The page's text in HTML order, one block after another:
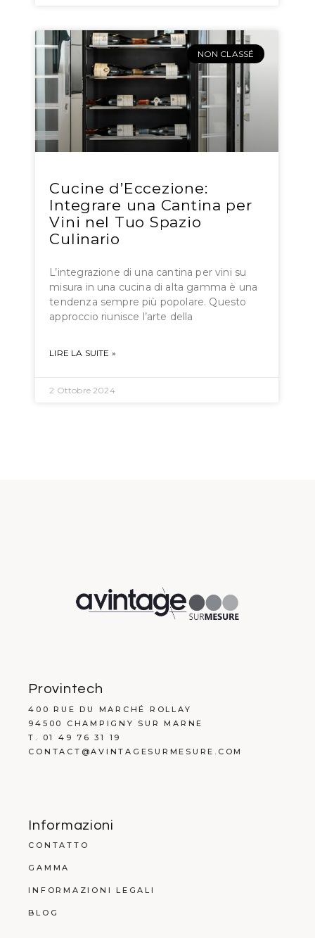
NON CLASSÉ
Cucine d’Eccezione:
Integrare una Cantina per
Vini nel Tuo Spazio
Culinario
L’integrazione di una cantina per vini su
misura in una cucina di alta gamma è una
tendenza sempre più popolare. Questo
approccio riunisce l’arte della
LIRE LA SUITE »
2 Ottobre 2024
Provintech
400 RUE DU MARCHÉ ROLLAY
94500 CHAMPIGNY SUR MARNE
T. 01 49 76 31 19
CONTACT@AVINTAGESURMESURE.COM
Informazioni
CONTATTO
GAMMA
INFORMAZIONI LEGALI
BLOG